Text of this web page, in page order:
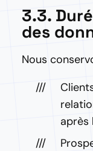
3.3.
des
Nous
après